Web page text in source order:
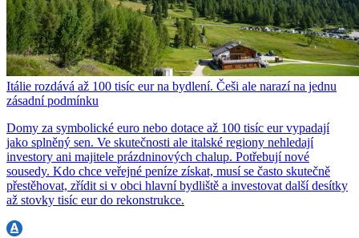
Itálie rozdává až 100 tisíc eur na bydlení. Češi ale narazí na jednu
zásadní podmínku
Domy za symbolické euro nebo dotace až 100 tisíc eur vypadají
jako splněný sen. Ve skutečnosti ale italské regiony nehledají
investory ani majitele prázdninových chalup. Potřebují nové
sousedy. Kdo chce veřejné peníze získat, musí se často skutečně
přestěhovat, zřídit si v obci hlavní bydliště a investovat další desítky
až stovky tisíc eur do rekonstrukce.